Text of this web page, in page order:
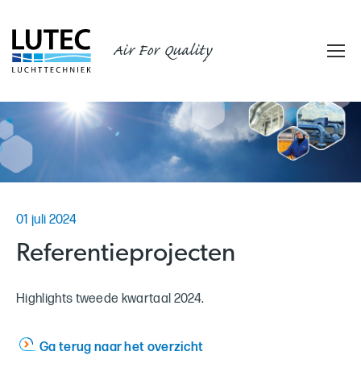
Air For Quality
01 juli 2024
Referentieprojecten
Highlights tweede kwartaal 2024.
Ga terug naar het overzicht